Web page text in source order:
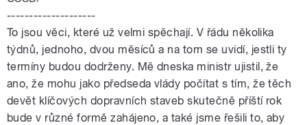
--------------------
To jsou věci, které už velmi spěchají. V řádu několika
týdnů, jednoho, dvou měsíců a na tom se uvidí, jestli ty
termíny budou dodrženy. Mě dneska ministr ujistil, že
ano, že mohu jako předseda vlády počítat s tím, že těch
devět klíčových dopravních staveb skutečně příští rok
bude v různé formě zahájeno, a také jsme řešili to, aby